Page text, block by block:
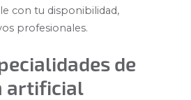
con tu disponibilidad,
profesionales.
de
artificial